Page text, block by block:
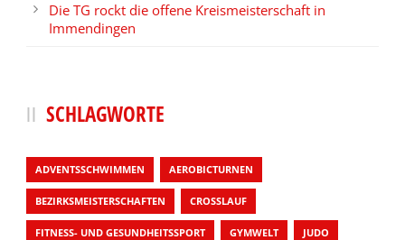
Die TG rockt die offene Kreismeisterschaft in
Immendingen
SCHLAGWORTE
ADVENTSSCHWIMMEN AEROBICTURNEN
BEZIRKSMEISTERSCHAFTEN CROSSLAUF
FITNESS- UND GESUNDHEITSSPORT GYMWELT JUDO